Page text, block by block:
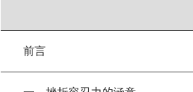
前言